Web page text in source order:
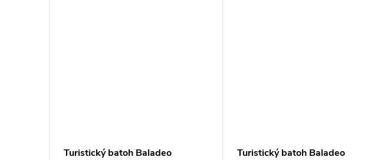
Turistický batoh Baladeo Turistický batoh Baladeo